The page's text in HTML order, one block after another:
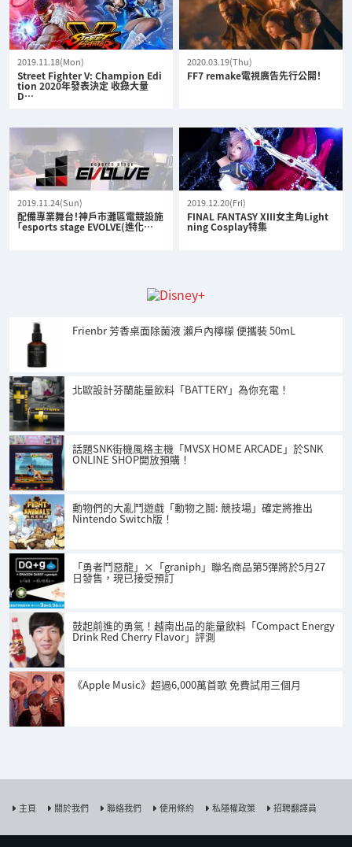
2019.11.18(Mon)
Street Fighter V: Champion Edi
tion 2020年發表決定 收錄大量
D…
2020.03.19(Thu)
FF7 remake電視廣告先行公開！
2019.11.24(Sun)
配備專業舞台！神戶市灘區電競設施
「esports stage EVOLVE(進化…
2019.12.20(Fri)
FINAL FANTASY XIII女主角Light
ning Cosplay特集
Frienbr 芳香桌面除菌液 瀨戶內檸檬 便攜裝 50mL
北歐設計芬蘭能量飲料「BATTERY」為你充電！
話題SNK街機風格主機「MVSX HOME ARCADE」於SNK
ONLINE SHOP開放預購！
動物們的大亂鬥遊戲「動物之鬪: 競技場」確定將推出
Nintendo Switch版！
「勇者鬥惡龍」×「graniph」聯名商品第5彈將於5月27
日發售，現已接受預訂
鼓起前進的勇氣！越南出品的能量飲料「Compact Energy
Drink Red Cherry Flavor」評測
《Apple Music》超過6,000萬首歌 免費試用三個月
主頁 關於我們 聯絡我們 使用條約 私隱權政策 招聘翻譯員